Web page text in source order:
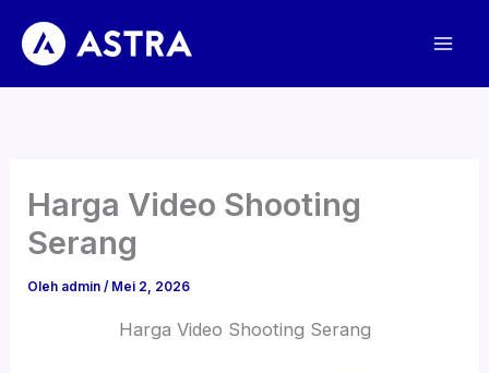
konten
Harga Video Shooting
Serang
Oleh admin/ Mei 2, 2026
Harga Video Shooting Serang